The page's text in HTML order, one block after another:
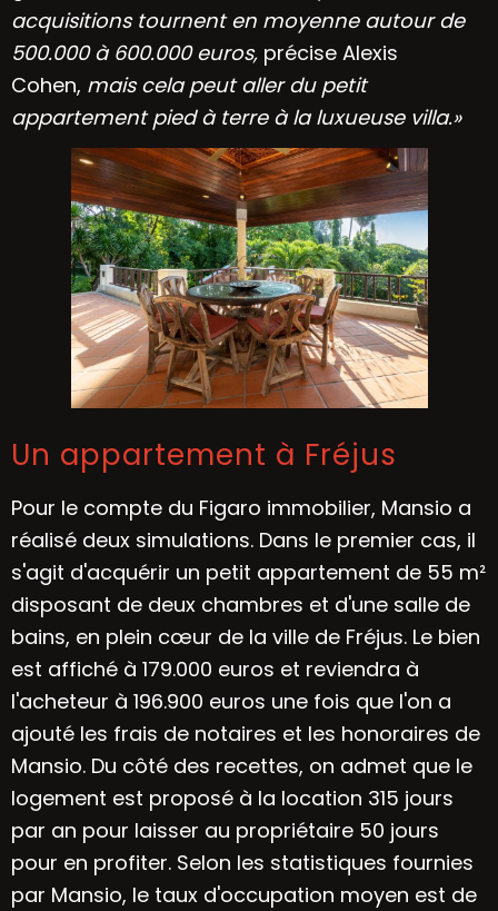
acquisitions tournent en moyenne autour de
500.000 à 600.000 euros, précise Alexis
Cohen, mais cela peut aller du petit
appartement pied à terre à la luxueuse villa.»
Un appartement à Fréjus
Pour le compte du Figaro immobilier, Mansio a
réalisé deux simulations. Dans le premier cas, il
s'agit d'acquérir un petit appartement de 55 m²
disposant de deux chambres et d'une salle de
bains, en plein cœur de la ville de Fréjus. Le bien
est affiché à 179.000 euros et reviendra à
l'acheteur à 196.900 euros une fois que l'on a
ajouté les frais de notaires et les honoraires de
Mansio. Du côté des recettes, on admet que le
logement est proposé à la location 315 jours
par an pour laisser au propriétaire 50 jours
pour en profiter. Selon les statistiques fournies
par Mansio, le taux d'occupation moyen est de